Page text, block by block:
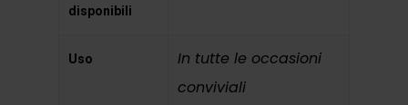
disponibili
Uso
In tutte le occasioni
conviviali